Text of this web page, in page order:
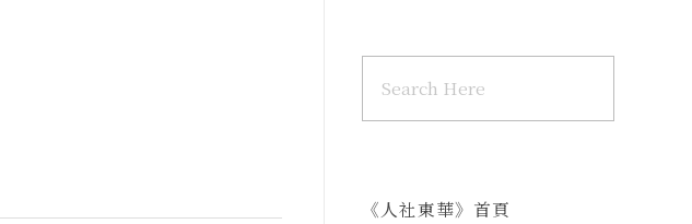
《人社東華》首頁